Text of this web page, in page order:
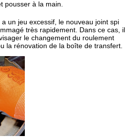
pousser à la main.
un jeu excessif, le nouveau joint spi
très rapidement. Dans ce cas, il
le changement du roulement
la rénovation de la boîte de transfert.